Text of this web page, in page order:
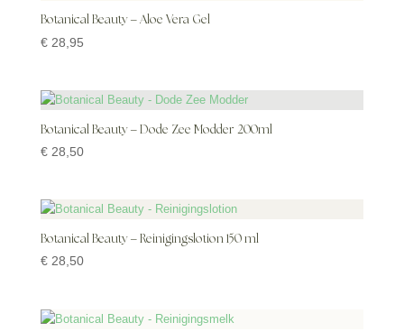
Botanical Beauty – Aloe Vera Gel
€28,95
Botanical Beauty – Dode Zee Modder 200ml
€28,50
Botanical Beauty – Reinigingslotion 150 ml
€28,50